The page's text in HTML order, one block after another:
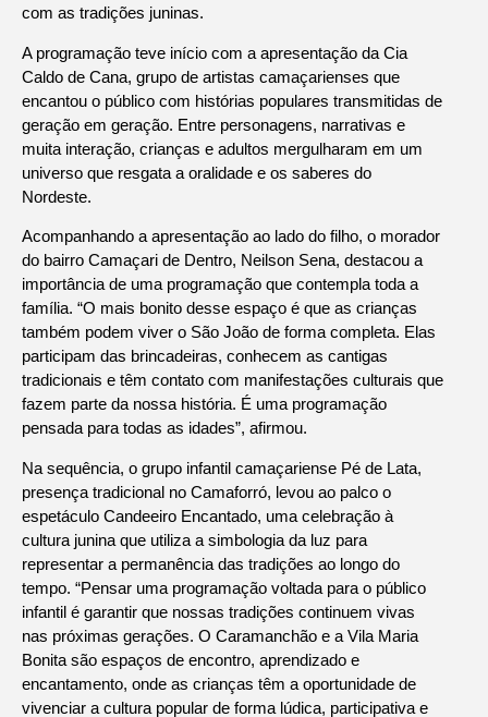
com as tradições juninas.
A programação teve início com a apresentação da Cia
Caldo de Cana, grupo de artistas camaçarienses que
encantou o público com histórias populares transmitidas de
geração em geração. Entre personagens, narrativas e
muita interação, crianças e adultos mergulharam em um
universo que resgata a oralidade e os saberes do
Nordeste.
Acompanhando a apresentação ao lado do filho, o morador
do bairro Camaçari de Dentro, Neilson Sena, destacou a
importância de uma programação que contempla toda a
família. “O mais bonito desse espaço é que as crianças
também podem viver o São João de forma completa. Elas
participam das brincadeiras, conhecem as cantigas
tradicionais e têm contato com manifestações culturais que
fazem parte da nossa história. É uma programação
pensada para todas as idades”, afirmou.
Na sequência, o grupo infantil camaçariense Pé de Lata,
presença tradicional no Camaforró, levou ao palco o
espetáculo Candeeiro Encantado, uma celebração à
cultura junina que utiliza a simbologia da luz para
representar a permanência das tradições ao longo do
tempo. “Pensar uma programação voltada para o público
infantil é garantir que nossas tradições continuem vivas
nas próximas gerações. O Caramanchão e a Vila Maria
Bonita são espaços de encontro, aprendizado e
encantamento, onde as crianças têm a oportunidade de
vivenciar a cultura popular de forma lúdica, participativa e